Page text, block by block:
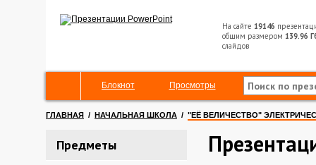
На сайте 19146
общим размером 139.96
слайдов
Блокнот Просмотры
ГЛАВНАЯ / НАЧАЛЬНАЯ ШКОЛА / "ЕЁ ВЕЛИЧЕСТВО"
Предметы